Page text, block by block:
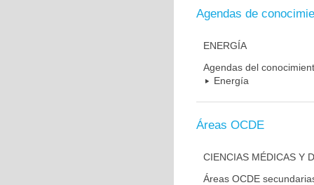
Agendas de
ENERGÍA
Agendas del
Energía
Áreas OCDE
CIENCIAS MÉDICAS Y
Áreas OCDE